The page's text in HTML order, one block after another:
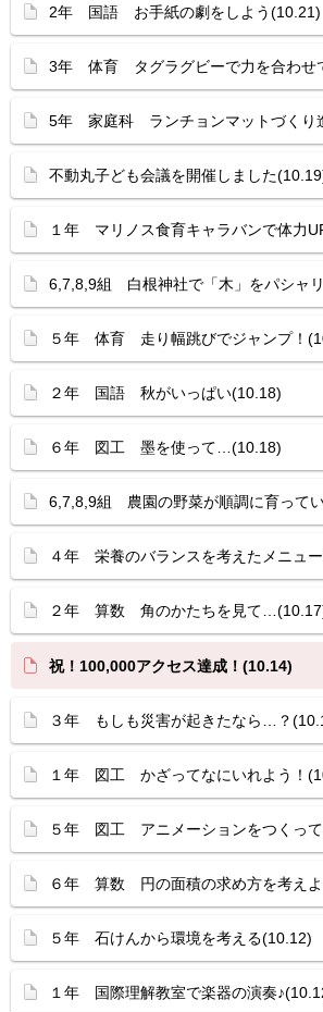
2年 国語 お手紙の劇をしよう(10.21)
3年 体育 タグラグビーで力を合わせ
5年 家庭科 ランチョンマットづくり
不動丸子ども会議を開催しました
１年 マリノス食育キャラバンで体力
6,7,8,9組 白根神社で「木」をパシャ
５年 体育 走り幅跳びでジャンプ！
２年 国語 秋がいっぱい(10.18)
６年 図工 墨を使って…(10.18)
6,7,8,9組 農園の野菜が順調に育って
４年 栄養のバランスを考えたメニュ
２年 算数 角のかたちを見て
祝！100,000アクセス達成！(10.14)
３年 もしも災害が起きたなら…？
１年 図工 かざってなにいれよう！
５年 図工 アニメーションをつくっ
６年 算数 円の面積の求め方を考え
５年 石けんから環境を考える(10.12)
１年 国際理解教室で楽器の演奏